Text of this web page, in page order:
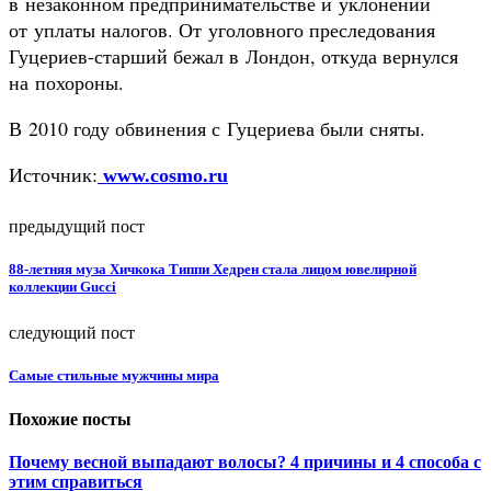
от уплаты налогов. От уголовного преследования
Гуцериев-старший бежал в Лондон, откуда вернулся
на похороны.
В 2010 году обвинения с Гуцериева были сняты.
Источник: www.cosmo.ru
предыдущий пост
88-летняя муза Хичкока Типпи Хедрен стала лицом ювелирной
коллекции Gucci
следующий пост
Самые стильные мужчины мира
Похожие посты
Почему весной выпадают волосы? 4 причины и 4 способа с
этим справиться